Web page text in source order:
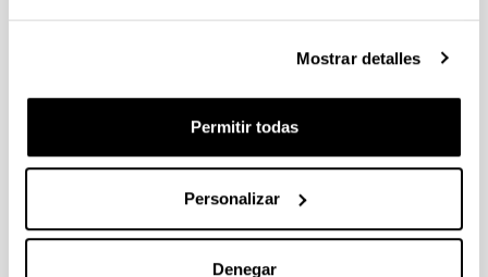
Mostrar detalles
Permitir todas
Personalizar
Denegar